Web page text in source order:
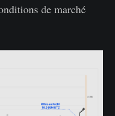
de marché